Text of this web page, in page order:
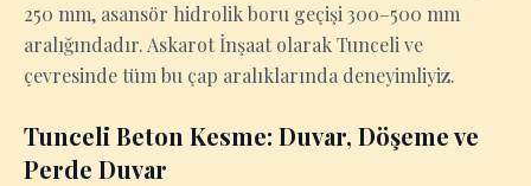
250 mm, asansör hidrolik boru geçişi 300–500 mm
aralığındadır. Askarot İnşaat olarak Tunceli ve
çevresinde tüm bu çap aralıklarında deneyimliyiz.
Tunceli Beton Kesme: Duvar, Döşeme ve
Perde Duvar